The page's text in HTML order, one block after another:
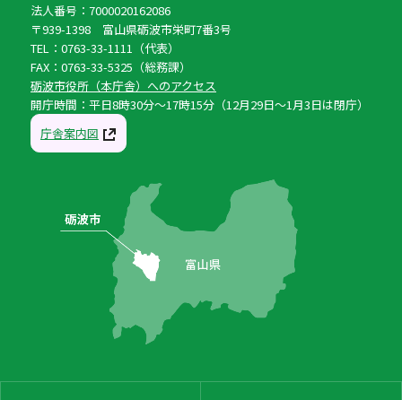
法人番号：7000020162086
〒939-1398 富山県砺波市栄町7番3号
TEL：0763-33-1111（代表）
FAX：0763-33-5325（総務課）
砺波市役所（本庁舎）へのアクセス
開庁時間：平日8時30分〜17時15分（12月29日〜1月3日は閉庁）
庁舎案内図